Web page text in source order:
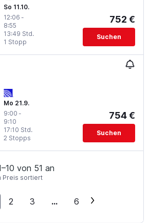
So 11.10.
12:06 -
8:55
1 Stopp
13:49 Std.
752 €
Suchen
Mo 21.9.
9:00 -
9:10
2 Stopps
17:10 Std.
754 €
Suchen
von 51 an
Preis sortiert
2 3 ... 6